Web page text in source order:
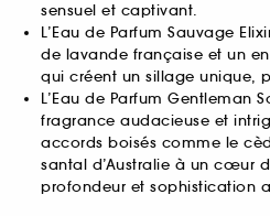
sensuel et captivant.
L’Eau de Parfum Sauvage
de lavande française et un
qui créent un sillage unique,
L’Eau de Parfum Gentleman
fragrance audacieuse et
accords boisés comme le
santal d’Australie à un cœur
profondeur et sophistication